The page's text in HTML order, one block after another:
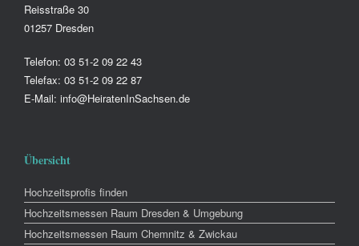
Reisstraße 30
01257 Dresden
Telefon: 03 51-2 09 22 43
Telefax: 03 51-2 09 22 87
E-Mail: info@HeiratenInSachsen.de
Übersicht
Hochzeitsprofis finden
Hochzeitsmessen Raum Dresden & Umgebung
Hochzeitsmessen Raum Chemnitz & Zwickau